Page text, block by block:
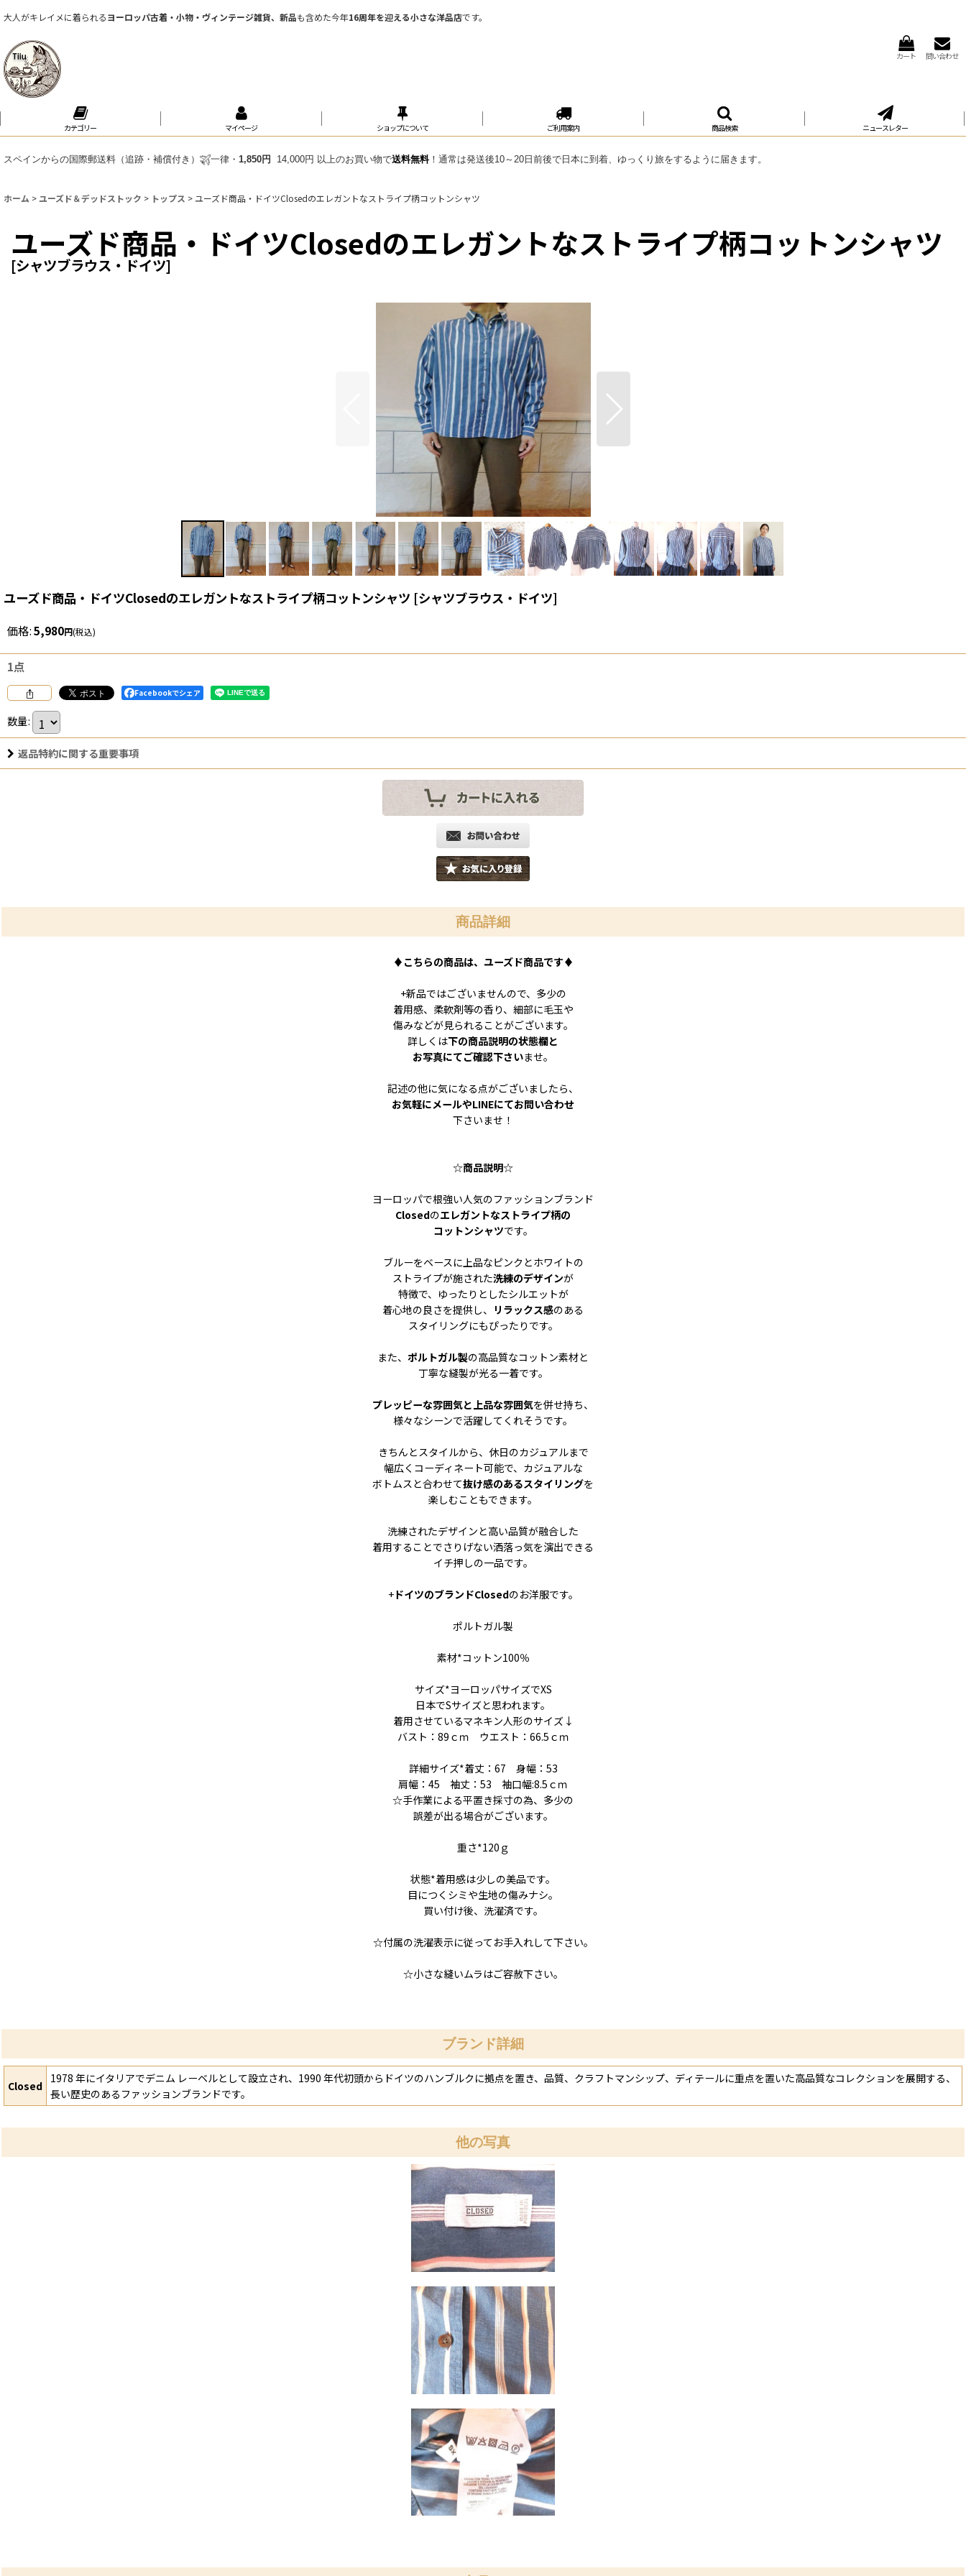
大人がキレイメに着られるヨーロッパ古着・小物・ヴィンテージ雑貨、新品も含めた今年16周年を迎える小さな洋品店です。
カート 問い合わせ
カテゴリー マイページ ショップについて ご利用案内 商品検索 ニュースレター
スペインからの国際郵送料（追跡・補償付き） 一律・ 1,850円 14,000円 以上のお買い物で送料無料！通常は発送後10～20日前後で日本に到着、ゆっくり旅をするように届きます。
ホーム >ユーズド＆デッドストック > トップス > ユーズド商品・ドイツClosedのエレガントなストライプ柄コットンシャツ
ユーズド商品・ドイツClosedのエレガントなストライプ柄コットンシャツ
[シャツブラウス・ドイツ]
ユーズド商品・ドイツClosedのエレガントなストライプ柄コットンシャツ [シャツブラウス・ドイツ]
価格:5,980円(税込)
1点
Facebookでシェア
数量:
返品特約に関する重要事項
商品詳細
♦ こちらの商品は、ユーズド商品です♦
+新品ではございませんので、多少の
着用感、柔軟剤等の香り、細部に毛玉や
傷みなどが見られることがございます。
詳しくは下の商品説明の状態欄と
お写真にてご確認下さいませ。
記述の他に気になる点がございましたら、
お気軽にメールやLINEにてお問い合わせ
下さいませ！
☆商品説明☆
ヨーロッパで根強い人気のファッションブランド
Closedのエレガントなストライプ柄の
コットンシャツです。
ブルーをベースに上品なピンクとホワイトの
ストライプが施された洗練のデザインが
特徴で、ゆったりとしたシルエットが
着心地の良さを提供し、 リラックス感のある
スタイリングにもぴったりです。
また、 ポルトガル製の高品質なコットン素材と
丁寧な縫製が光る一着です。
プレッピーな雰囲気と上品な雰囲気を併せ持ち、
様々なシーンで活躍してくれそうです。
きちんとスタイルから、休日のカジュアルまで
幅広くコーディネート可能で、カジュアルな
ボトムスと合わせて抜け感のあるスタイリングを
楽しむこともできます。
洗練されたデザインと高い品質が融合した
着用することでさりげない洒落っ気を演出できる
イチ押しの一品です。
+ドイツのブランドClosedのお洋服です。
ポルトガル製
素材*コットン100％
サイズ*ヨーロッパサイズでXS
日本でSサイズと思われます。
着用させているマネキン人形のサイズ↓
バスト：89ｃｍ ウエスト：66.5ｃｍ
詳細サイズ*着丈：67 身幅：53
肩幅：45 袖丈：53 袖口幅:8.5ｃｍ
☆手作業による平置き採寸の為、多少の
誤差が出る場合がございます。
重さ*120ｇ
状態*着用感は少しの美品です。
目につくシミや生地の傷みナシ。
買い付け後、洗濯済です。
☆付属の洗濯表示に従ってお手入れして下さい。
☆小さな縫いムラはご容赦下さい。
ブランド詳細
Closed
1978 年にイタリアでデニム レーベルとして設立され、1990 年代初頭からドイツのハンブルクに拠点を置き、品質、クラフトマンシップ、ディテールに重点を置いた高品質なコレクションを展開する、
長い歴史のあるファッションブランドです。
他の写真